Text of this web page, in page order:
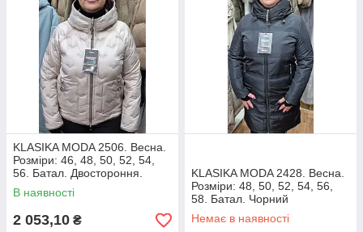
KLASIKA MODA 2506. Весна.
Розміри: 46, 48, 50, 52, 54,
56. Батал. Двостороння.
Капучіно/Молоко
В наявності
2 053,10 ₴
KLASIKA MODA 2428. Весна.
Розміри: 48, 50, 52, 54, 56,
58. Батал. Чорний
Немає в наявності